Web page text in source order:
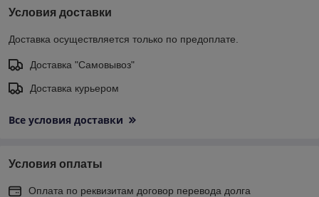
Условия доставки
Доставка осуществляется только по предоплате.
Доставка "Самовывоз"
Доставка курьером
Все условия доставки
Условия оплаты
Оплата по реквизитам договор перевода долга